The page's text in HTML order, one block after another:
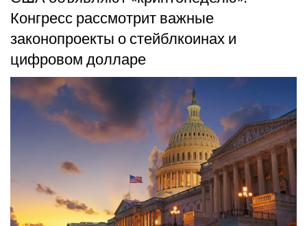
Конгресс рассмотрит важные
законопроекты о стейблкоинах и
цифровом долларе